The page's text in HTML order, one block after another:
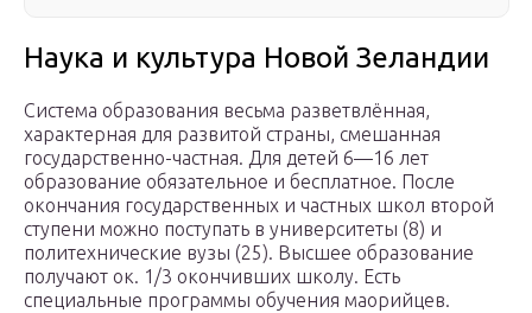
Наука и культура Новой Зеландии
Система образования весьма разветвлённая,
характерная для развитой страны, смешанная
государственно-частная. Для детей 6—16 лет
образование обязательное и бесплатное. После
окончания государственных и частных школ второй
ступени можно поступать в университеты (8) и
политехнические вузы (25). Высшее образование
получают ок. 1/3 окончивших школу. Есть
специальные программы обучения маорийцев.